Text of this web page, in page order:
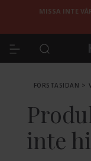
MISSA INTE
FÖRSTASIDAN >
inte